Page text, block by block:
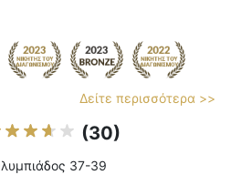
Δείτε περισσότερα >>
(30)
37-39